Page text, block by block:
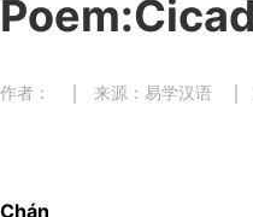
作者： 来源：易学汉语
Chán